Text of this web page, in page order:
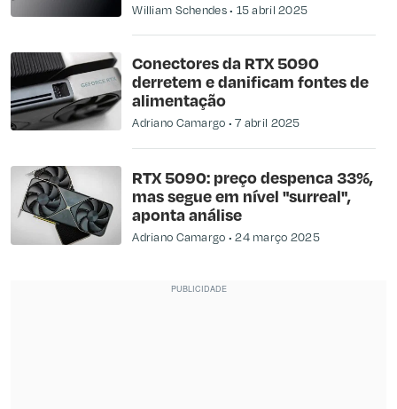
William Schendes 15 abril 2025
Conectores da RTX 5090
derretem e danificam fontes de
alimentação
Adriano Camargo 7 abril 2025
RTX 5090: preço despenca 33%,
mas segue em nível "surreal",
aponta análise
Adriano Camargo 24 março 2025